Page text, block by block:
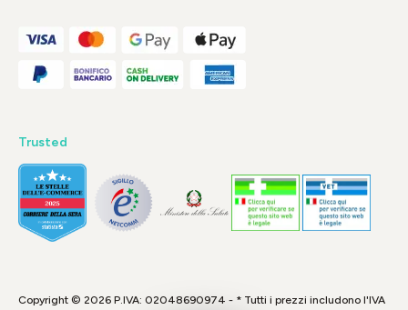
Trusted
Copyright © 2026 P.IVA: 02048690974 - * Tutti i prezzi includono l'IVA